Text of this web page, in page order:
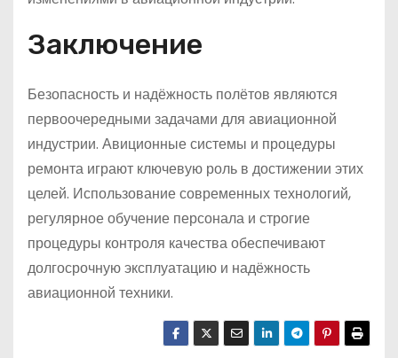
Заключение
Безопасность и надёжность полётов являются
первоочередными задачами для авиационной
индустрии. Авиционные системы и процедуры
ремонта играют ключевую роль в достижении этих
целей. Использование современных технологий,
регулярное обучение персонала и строгие
процедуры контроля качества обеспечивают
долгосрочную эксплуатацию и надёжность
авиационной техники.